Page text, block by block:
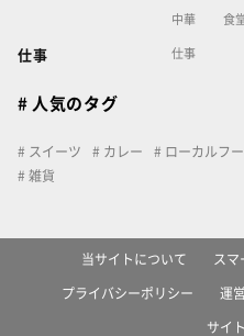
中華 食
仕事 仕事
# 人気のタグ
スイーツ カレー ローカルフ
雑貨
当サイトについて スマ
プライバシーポリシー 運
サイ